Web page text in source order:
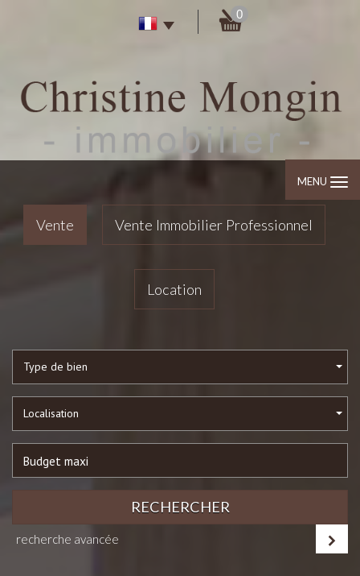
0
MENU
Vente Vente Immobilier Professionnel
Location
Type de bien
Localisation
RECHERCHER
recherche avancée